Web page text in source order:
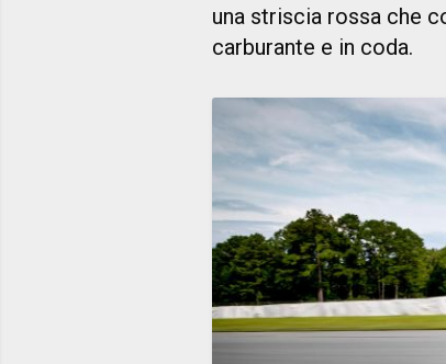
una striscia rossa che
carburante e in coda.